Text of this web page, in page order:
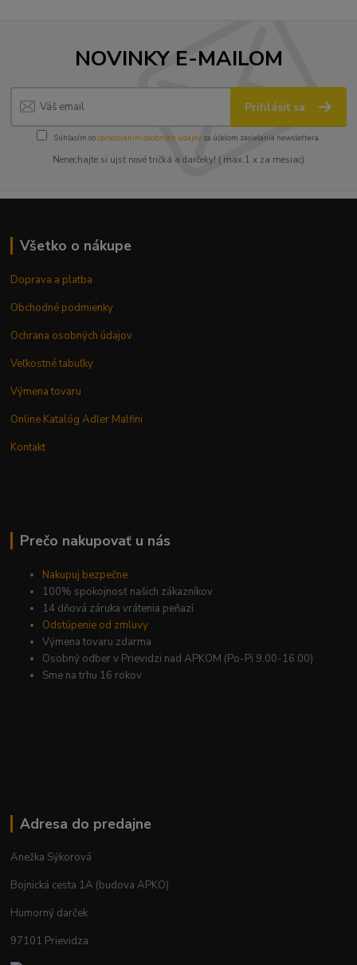
NOVINKY E-MAILOM
Prihlásiť sa
Súhlasím sospracovaním osobných údajov za účelom zasielania newslettera.
Nenechajte si ujsť nové tričká a darčeky! ( max.1 x za mesiac)
Všetko o nákupe
Doprava a platba
Obchodné podmienky
Ochrana osobných údajov
Veľkostné tabuľky
Výmena tovaru
Online Katalóg Adler Malfini
Kontakt
Prečo nakupovať u nás
Nakupuj bezpečne
100% spokojnosť našich zákazníkov
14 dňová záruka vrátenia peňazí
Odstúpenie od zmluvy
Výmena tovaru zdarma
Osobný odber v Prievidzi nad APKOM (Po-Pi 9.00-16.00)
Sme na trhu 16 rokov
Adresa do predajne
Anežka Sýkorová
Bojnická cesta 1A (budova APKO)
Humorný darček
97101 Prievidza